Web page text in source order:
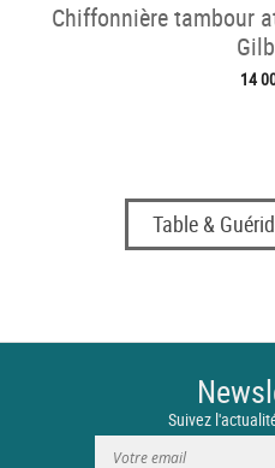
Chiffonnière tambour
14
Table &
Suivez